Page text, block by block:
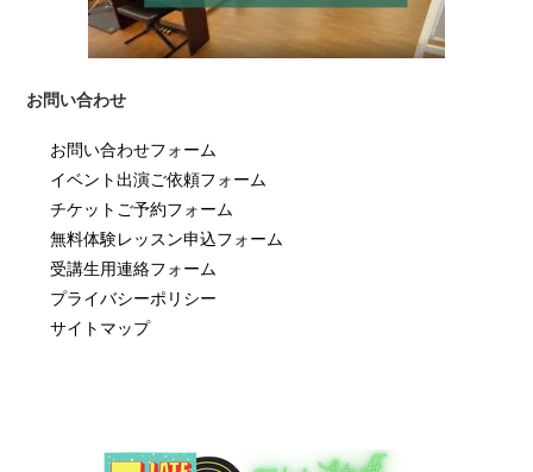
お問い合わせ
お問い合わせフォーム
イベント出演ご依頼フォーム
チケットご予約フォーム
無料体験レッスン申込フォーム
受講生用連絡フォーム
プライバシーポリシー
サイトマップ